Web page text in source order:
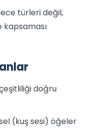
türleri değil,
kapsaması
doğru
(kuş sesi) öğeler